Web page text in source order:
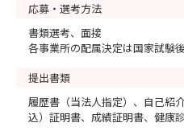
応募・選考方法
書類選考、面接
各事業所の配属決定は国家試験後
提出書類
履歴書（当法人指定）、自己紹
込）証明書、成績証明書、健康